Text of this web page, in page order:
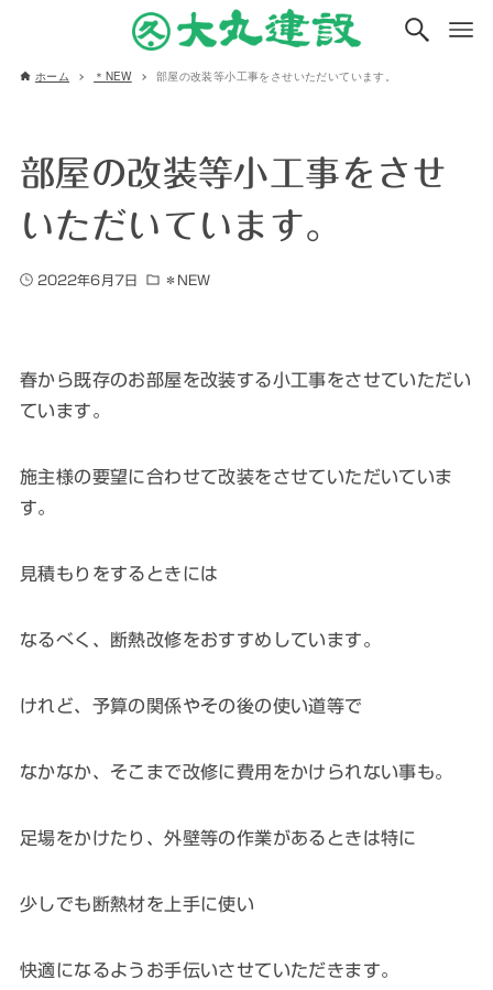
ホーム ＊NEW 部屋の改装等小工事をさせいただいています。
部屋の改装等小工事をさせ
いただいています。
2022年6月7日 ＊NEW
春から既存のお部屋を改装する小工事をさせていただい
ています。
施主様の要望に合わせて改装をさせていただいていま
す。
見積もりをするときには
なるべく、断熱改修をおすすめしています。
けれど、予算の関係やその後の使い道等で
なかなか、そこまで改修に費用をかけられない事も。
足場をかけたり、外壁等の作業があるときは特に
少しでも断熱材を上手に使い
快適になるようお手伝いさせていただきます。